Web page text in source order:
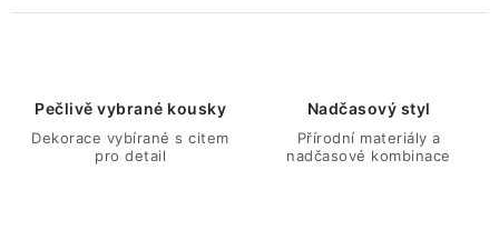
Pečlivě vybrané kousky
Dekorace vybírané s citem
pro detail
Nadčasový styl
Přírodní materiály a
nadčasové kombinace